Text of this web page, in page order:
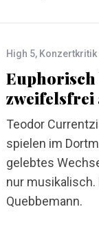
High 5, Konzertkritik
zweifelsfrei
Teodor
spielen im
gelebtes
nur musikalisch.
Quebbemann.